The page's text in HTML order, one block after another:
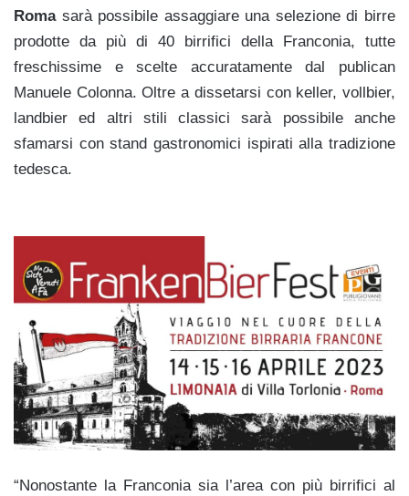
Romasarà possibile assaggiare una selezione di birre
prodotte da più di 40 birrifici della Franconia, tutte
freschissime e scelte accuratamente dal publican
Manuele Colonna. Oltre a dissetarsi con keller, vollbier,
landbier ed altri stili classici sarà possibile anche
sfamarsi con stand gastronomici ispirati alla tradizione
tedesca.
“Nonostante la Franconia sia l’area con più birrifici al